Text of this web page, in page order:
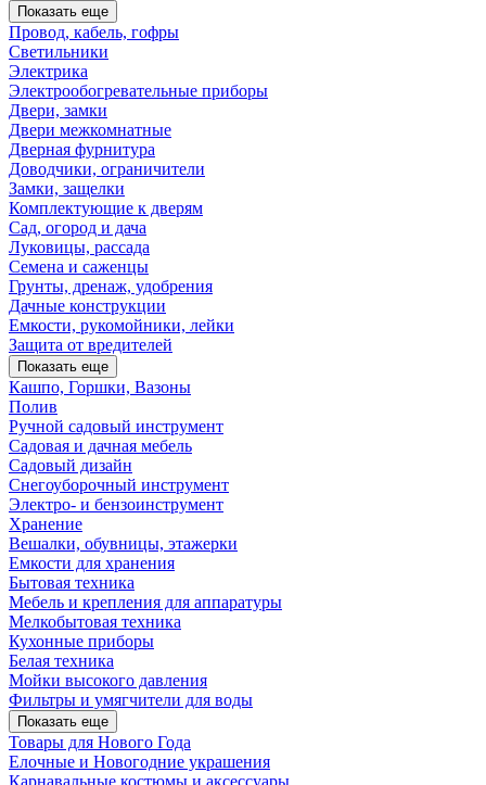
Показать еще
Провод, кабель, гофры
Светильники
Электрика
Электрообогревательные приборы
Двери, замки
Двери межкомнатные
Дверная фурнитура
Доводчики, ограничители
Замки, защелки
Комплектующие к дверям
Сад, огород и дача
Луковицы, рассада
Семена и саженцы
Грунты, дренаж, удобрения
Дачные конструкции
Емкости, рукомойники, лейки
Защита от вредителей
Показать еще
Кашпо, Горшки, Вазоны
Полив
Ручной садовый инструмент
Садовая и дачная мебель
Садовый дизайн
Снегоуборочный инструмент
Электро- и бензоинструмент
Хранение
Вешалки, обувницы, этажерки
Емкости для хранения
Бытовая техника
Мебель и крепления для аппаратуры
Мелкобытовая техника
Кухонные приборы
Белая техника
Мойки высокого давления
Фильтры и умягчители для воды
Показать еще
Товары для Нового Года
Елочные и Новогодние украшения
Карнавальные костюмы и аксессуары